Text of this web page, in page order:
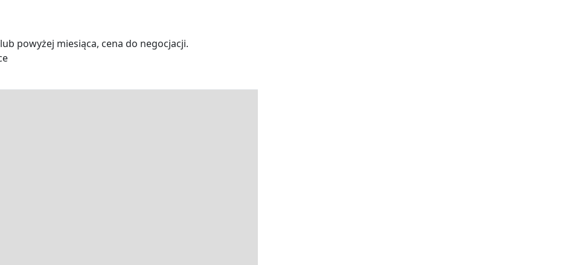
powyżej miesiąca, cena do negocjacji.